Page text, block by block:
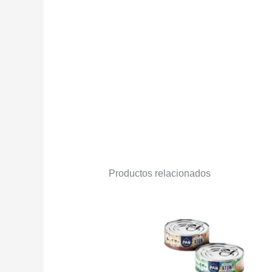
Productos relacionados